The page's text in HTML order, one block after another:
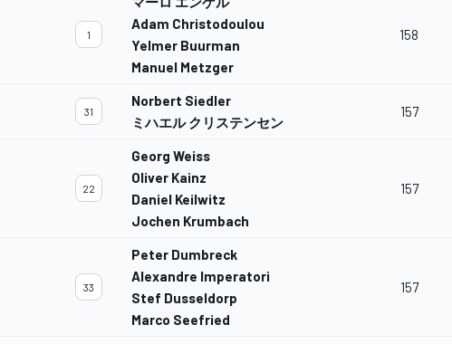
1
Adam Christodoulou
Yelmer Buurman
Manuel Metzger
158
31
Norbert Siedler
ミハエル クリステンセン
157
22
Georg Weiss
Oliver Kainz
Daniel Keilwitz
Jochen Krumbach
157
33
Peter Dumbreck
Alexandre Imperatori
Stef Dusseldorp
Marco Seefried
157